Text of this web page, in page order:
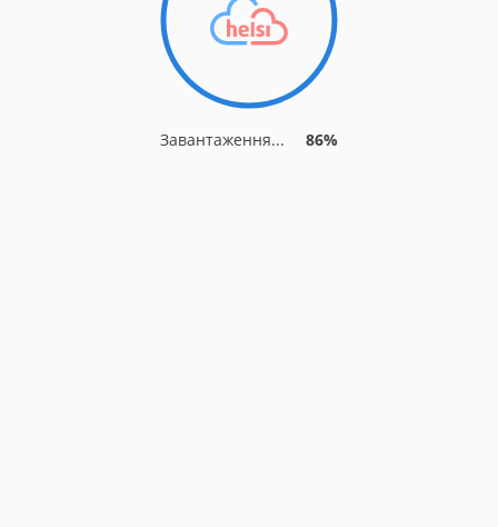
Завантаження... 86%